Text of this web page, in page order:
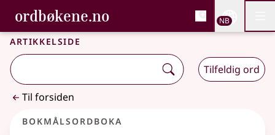
Gå til hovedinnhold
Tilgjengelighet
ordbøkene.no, Bokmålsordboka og
Bokmålsordboka og Nynorskordboka
NB
Artikkelside
Tilfeldig ord
Til forsiden
Bokmålsordboka